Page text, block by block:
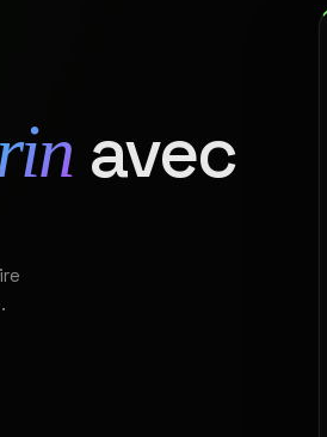
avec